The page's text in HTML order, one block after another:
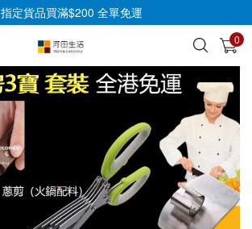
指定貨品買滿$200 全單免運
0
查看